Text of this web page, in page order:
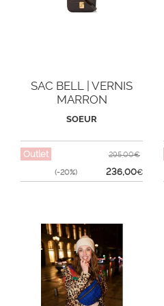
SAC BELL | VERNIS
MARRON
SOEUR
Outlet
(-20%)
295,00€
236,00€